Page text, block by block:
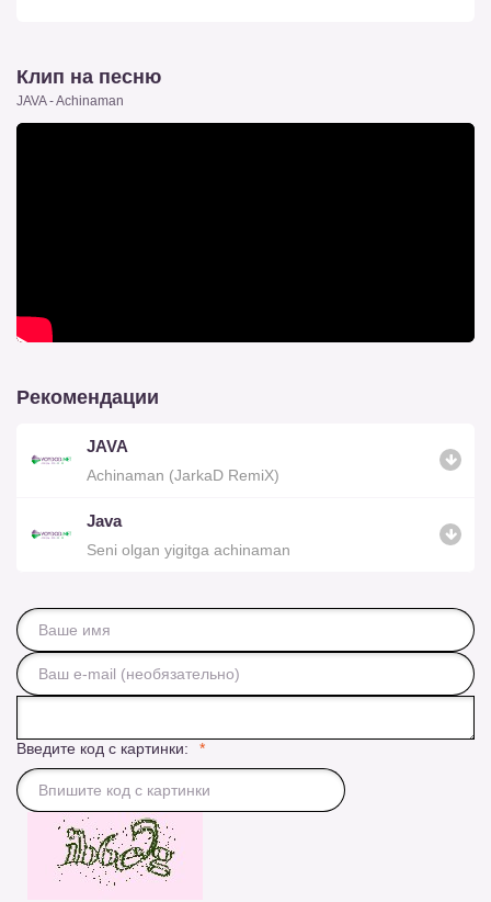
Клип на песню
JAVA - Achinaman
Рекомендации
JAVA
Achinaman (JarkaD RemiX)
Java
Seni olgan yigitga achinaman
Введите код с картинки: